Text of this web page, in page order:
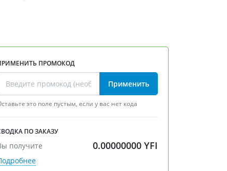
ПРОМОКОД
Применить
это поле пустым, если у вас нет кода
ПО ЗАКАЗУ
получите 0.00000000 YFI